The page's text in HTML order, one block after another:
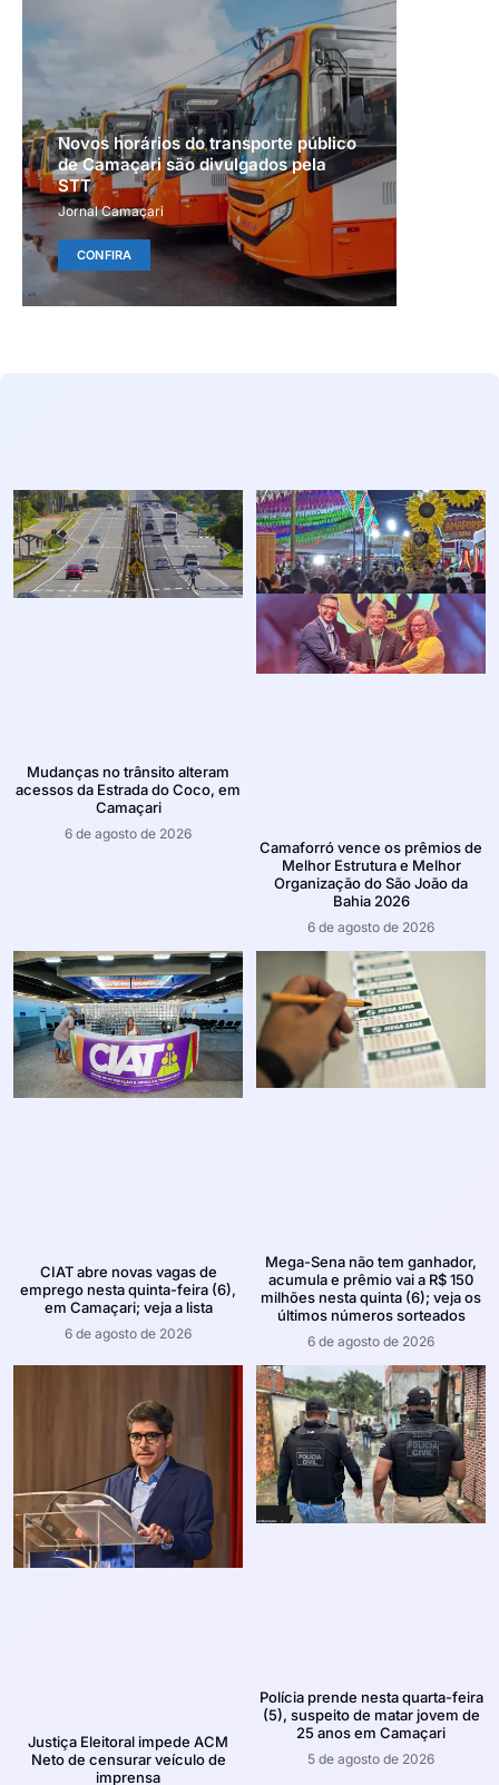
Novos horários do transporte público
de Camaçari são divulgados pela
STT
Jornal Camaçari
CONFIRA
Mudanças no trânsito alteram
acessos da Estrada do Coco, em
Camaçari
6 de agosto de 2026
Camaforró vence os prêmios de
Melhor Estrutura e Melhor
Organização do São João da
Bahia 2026
6 de agosto de 2026
CIAT abre novas vagas de
emprego nesta quinta-feira (6),
em Camaçari; veja a lista
6 de agosto de 2026
Mega-Sena não tem ganhador,
acumula e prêmio vai a R$ 150
milhões nesta quinta (6); veja os
últimos números sorteados
6 de agosto de 2026
Justiça Eleitoral impede ACM
Neto de censurar veículo de
imprensa
Polícia prende nesta quarta-feira
(5), suspeito de matar jovem de
25 anos em Camaçari
5 de agosto de 2026